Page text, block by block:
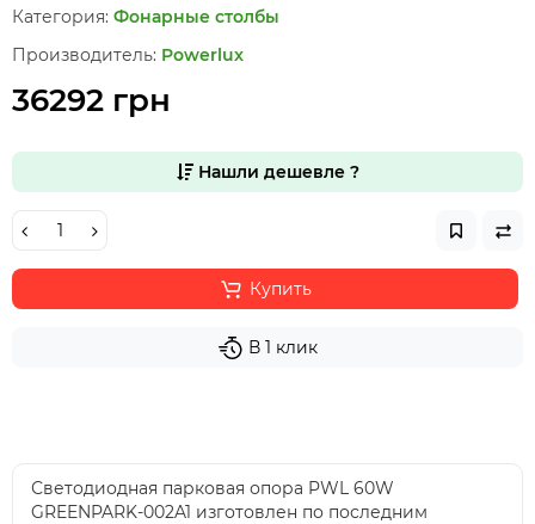
Категория: Фонарные столбы
Производитель: Powerlux
36292 грн
Нашли дешевле ?
Купить
В 1 клик
Светодиодная парковая опора PWL 60W
GREENPARK-002A1 изготовлен по последним